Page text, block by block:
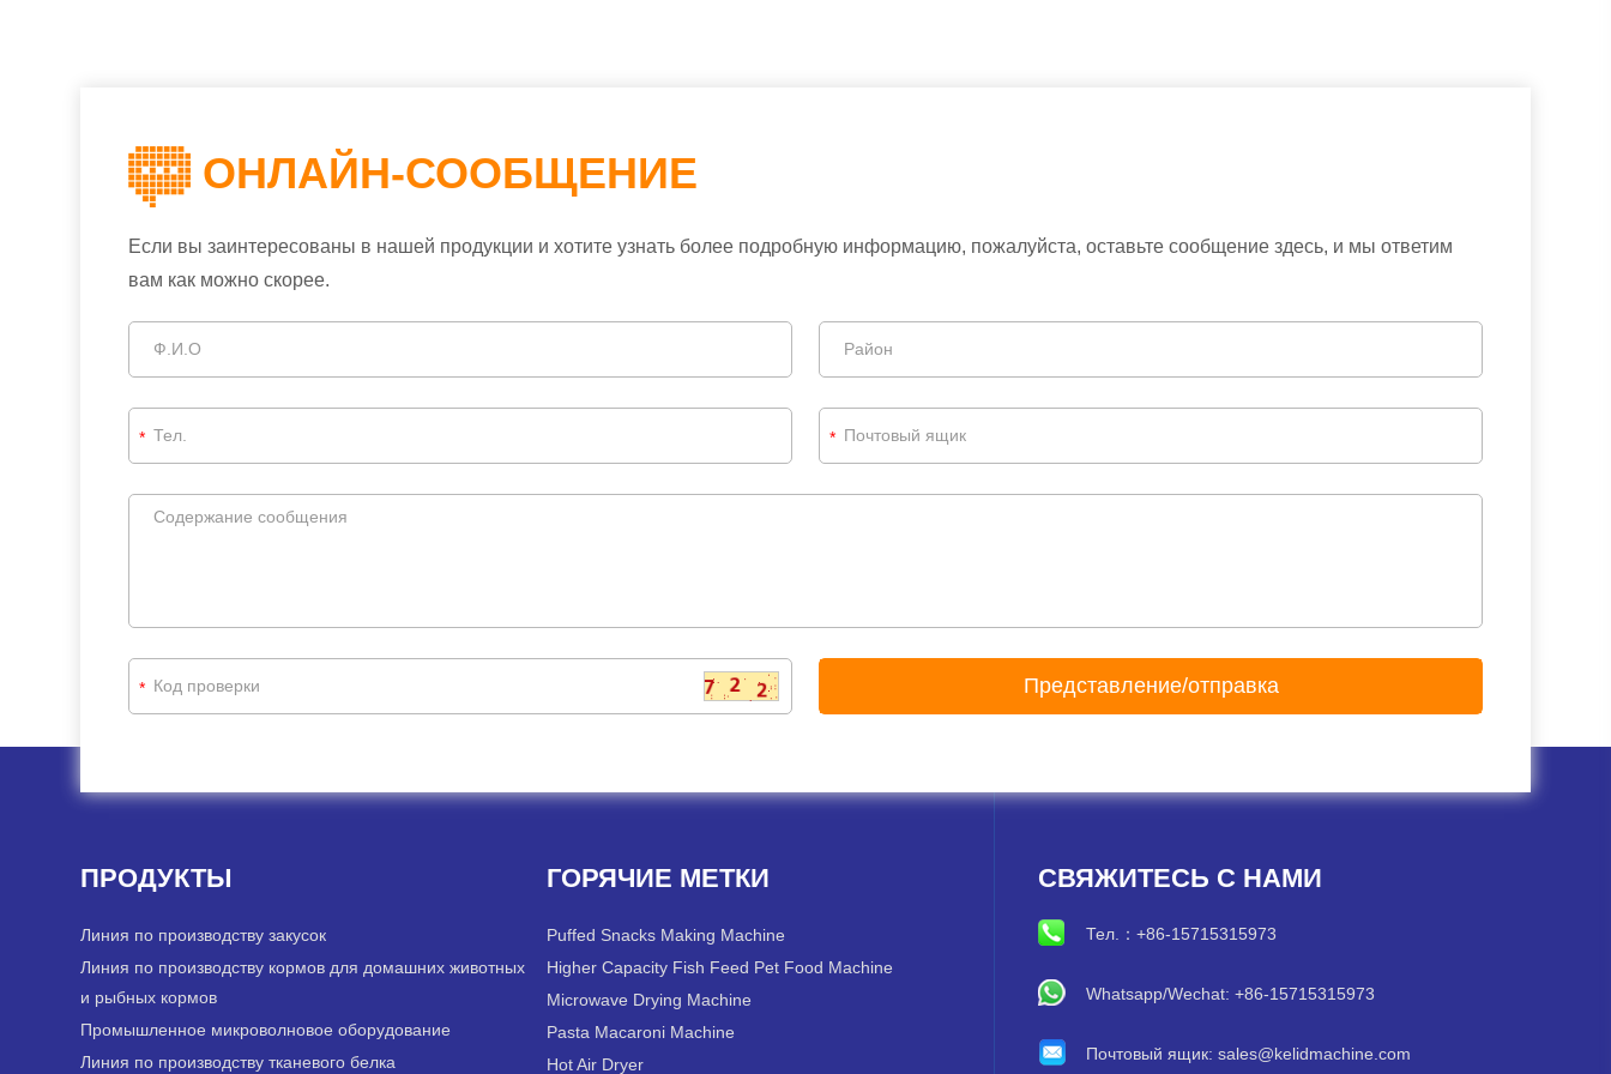
ОНЛАЙН-СООБЩЕНИЕ
Если вы заинтересованы в нашей продукции и хотите узнать более подробную информацию, пожалуйста, оставьте сообщение здесь, и мы ответим
вам как можно скорее.
* *
*
ПРОДУКТЫ
Линия по производству закусок
Линия по производству кормов для домашних животных
и рыбных кормов
Промышленное микроволновое оборудование
Линия по производству тканевого белка
ГОРЯЧИЕ МЕТКИ
Puffed Snacks Making Machine
Higher Capacity Fish Feed Pet Food Machine
Microwave Drying Machine
Pasta Macaroni Machine
Hot Air Dryer
СВЯЖИТЕСЬ С НАМИ
Тел.： +86-15715315973
Whatsapp/Wechat: +86-15715315973
Почтовый ящик: sales@kelidmachine.com